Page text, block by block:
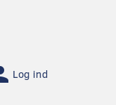
Log ind